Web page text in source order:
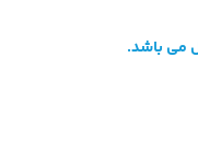
می باشد.